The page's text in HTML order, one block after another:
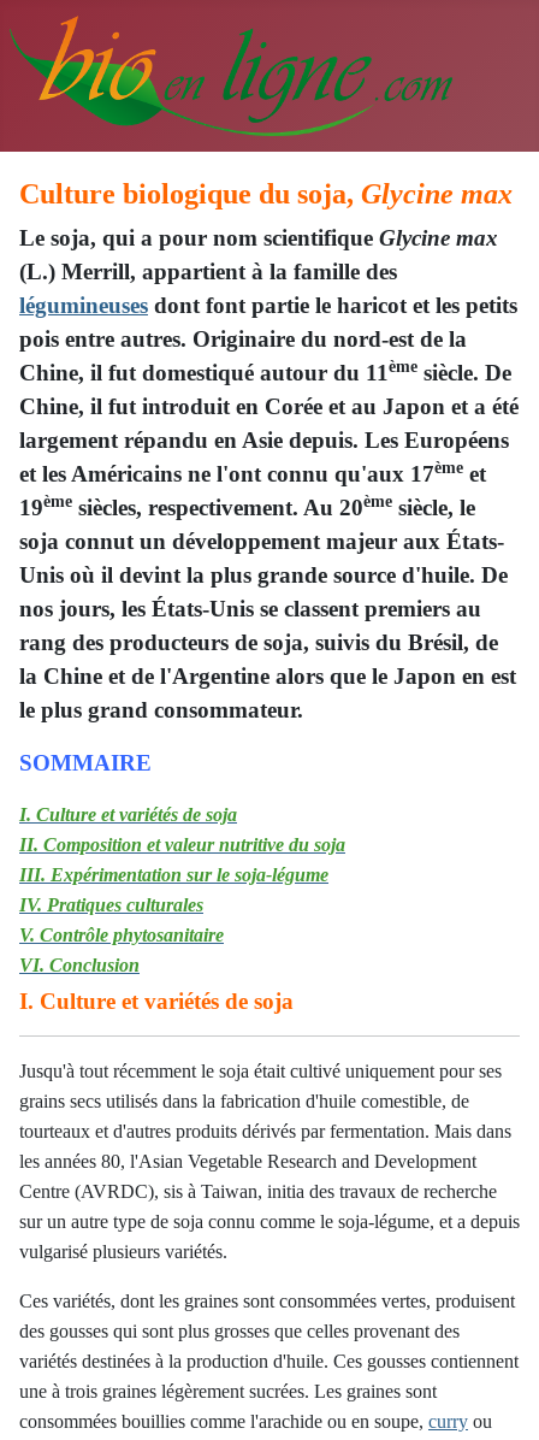
Culture biologique du soja, Glycine max
Le soja, qui a pour nom scientifique Glycine max
(L.) Merrill, appartient à la famille des
légumineuses dont font partie le haricot et les petits
pois entre autres. Originaire du nord-est de la
Chine, il fut domestiqué autour du 11 ème siècle. De
Chine, il fut introduit en Corée et au Japon et a été
largement répandu en Asie depuis. Les Européens
et les Américains ne l'ont connu qu'aux 17ème et
19ème siècles, respectivement. Au 20ème siècle, le
soja connut un développement majeur aux États-
Unis où il devint la plus grande source d'huile. De
nos jours, les États-Unis se classent premiers au
rang des producteurs de soja, suivis du Brésil, de
la Chine et de l'Argentine alors que le Japon en est
le plus grand consommateur.
SOMMAIRE
I. Culture et variétés de soja
II. Composition et valeur nutritive du soja
III. Expérimentation sur le soja-légume
IV. Pratiques culturales
V. Contrôle phytosanitaire
VI. Conclusion
I. Culture et variétés de soja
Jusqu'à tout récemment le soja était cultivé uniquement pour ses
grains secs utilisés dans la fabrication d'huile comestible, de
tourteaux et d'autres produits dérivés par fermentation. Mais dans
les années 80, l'Asian Vegetable Research and Development
Centre (AVRDC), sis à Taiwan, initia des travaux de recherche
sur un autre type de soja connu comme le soja-légume, et a depuis
vulgarisé plusieurs variétés.
Ces variétés, dont les graines sont consommées vertes, produisent
des gousses qui sont plus grosses que celles provenant des
variétés destinées à la production d'huile. Ces gousses contiennent
une à trois graines légèrement sucrées. Les graines sont
consommées bouillies comme l'arachide ou en soupe, curry ou